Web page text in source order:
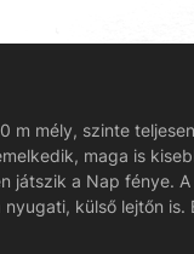
m mély, szinte
maga is
játszik a Nap fénye.
külső lejtőn